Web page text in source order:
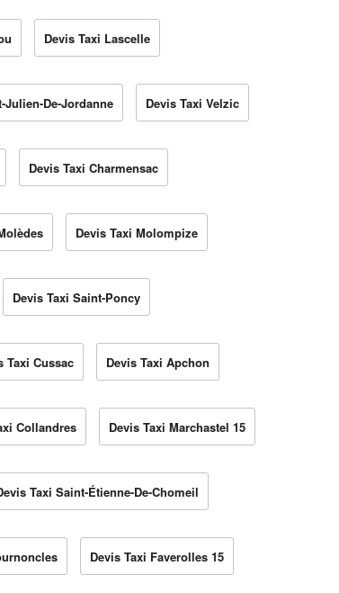
Devis Taxi Lascelle
Julien-De-Jordanne Devis Taxi Velzic
Devis Taxi Charmensac
Devis Taxi Molompize
Devis Taxi Saint-Poncy
Taxi Cussac Devis Taxi Apchon
Collandres Devis Taxi Marchastel 15
Taxi Saint-Étienne-De-Chomeil
Devis Taxi Faverolles 15